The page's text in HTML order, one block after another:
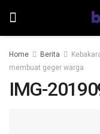
Home Berita
membuat geger warga
IMG-